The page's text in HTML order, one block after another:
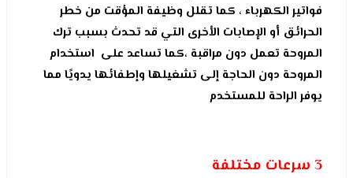
فواتير الكهرباء ، كما تقلل وظيفة المؤقت من خطر
الحرائق أو الإصابات الأخرى التي قد تحدث بسبب ترك
المروحة تعمل دون مراقبة ،كما تساعد على استخدام
المروحة دون الحاجة إلى تشغيلها وإطفائها يدويًا مما
يوفر الراحة للمستخدم
3 سرعات مختلفة